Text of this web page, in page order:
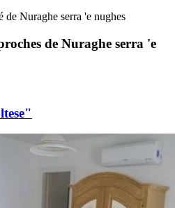
Nuraghe serra 'e nughes
de Nuraghe serra 'e